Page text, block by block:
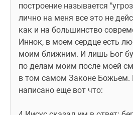
построение называется
лично на меня все это не
как и на большинство
Иннок, в моем сердце есть
моим ближним. И лишь Бог
по делам моим после моей
в том самом Законе Божьем.
написано еще вот что: